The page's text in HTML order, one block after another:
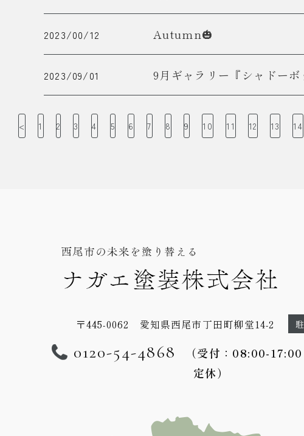
2023/00/12 Autumn🎃
2023/09/01 9月ギャラリー『シャドー
< 1 2 3 4 5 6 7 8 9 10 11 12 13 14
〒445-0062 愛知県西尾市丁田町柳堂14-2
0120-54-4868
（受付：08:00-
定休）